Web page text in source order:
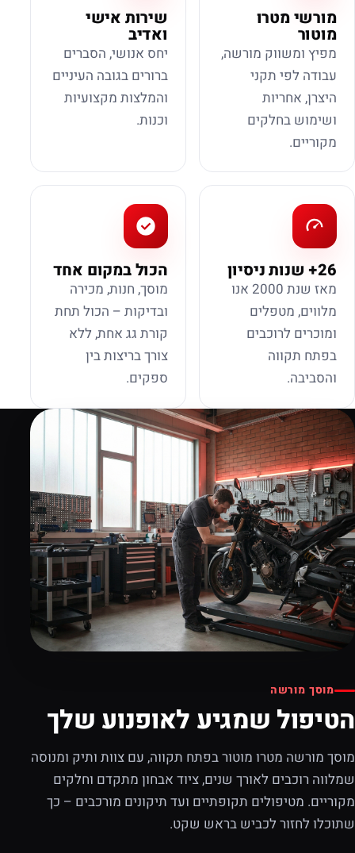
מורשי מטרו
מוטור
מפיץ ומשווק מורשה,
עבודה לפי תקני
היצרן, אחריות
ושימוש בחלקים
מקוריים.
שירות אישי
ואדיב
יחס אנושי, הסברים
ברורים בגובה העיניים
והמלצות מקצועיות
וכנות.
26+ שנות ניסיון
מאז שנת 2000 אנו
מלווים, מטפלים
ומוכרים לרוכבים
בפתח תקווה
והסביבה.
הכול במקום אחד
מוסך, חנות, מכירה
ובדיקות – הכול תחת
קורת גג אחת, ללא
צורך בריצות בין
ספקים.
מוסך מורשה
הטיפול שמגיע לאופנוע שלך
מוסך מורשה מטרו מוטור בפתח תקווה, עם צוות ותיק ומנוסה
שמלווה רוכבים לאורך שנים, ציוד אבחון מתקדם וחלקים
מקוריים. מטיפולים תקופתיים ועד תיקונים מורכבים – כך
שתוכלו לחזור לכביש בראש שקט.